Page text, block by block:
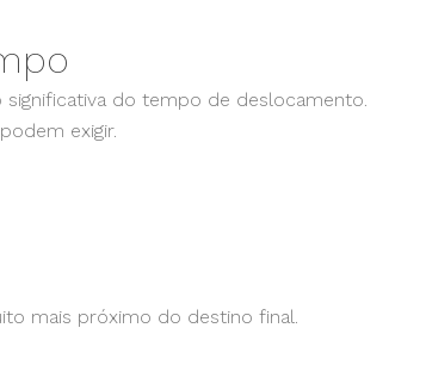
significativa do tempo de deslocamento.
exigir.
mais próximo do destino final.